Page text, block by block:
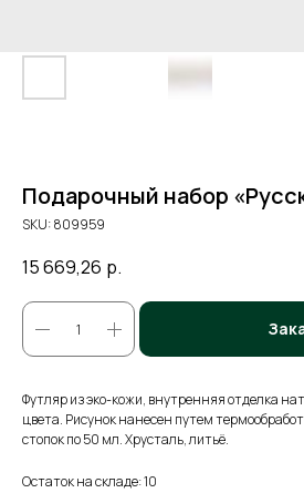
Подарочный набор
SKU:809959
15 669,26 р.
Футляр из эко-кожи, внутренняя отделка
цвета. Рисунок нанесен путем
стопок по 50 мл. Хрусталь, литьё.
Остаток на складе: 10